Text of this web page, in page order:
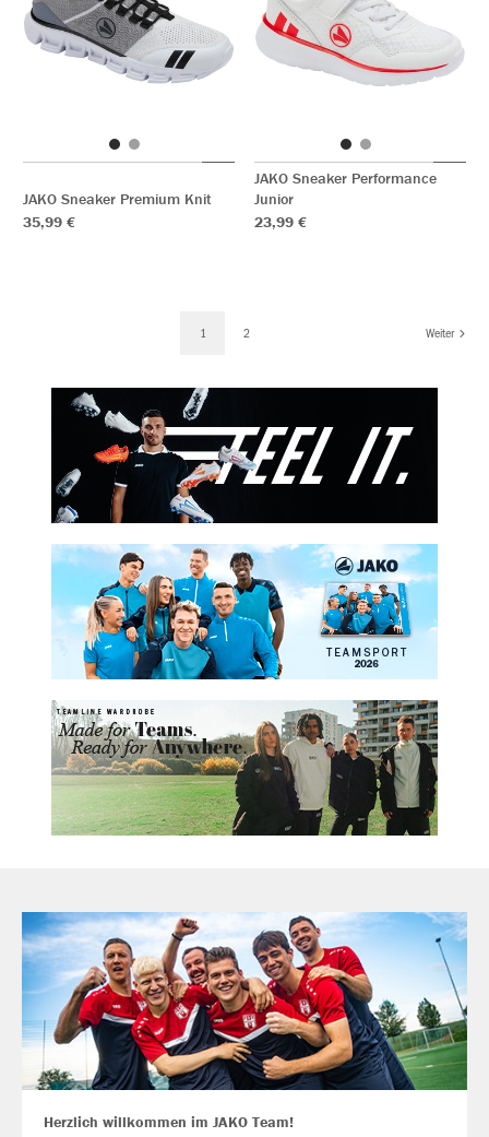
JAKO Sneaker Premium Knit
35,99 €
JAKO Sneaker Performance
Junior
23,99 €
1 2 Weiter
Herzlich willkommen im JAKO Team!